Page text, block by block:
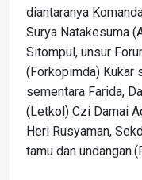
diantaranya
Surya Natakesuma
Sitompul, unsur
(Forkopimda) Kukar
sementara Farida,
(Letkol) Czi Damai
Heri Rusyaman,
tamu dan